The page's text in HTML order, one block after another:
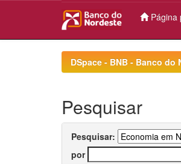
Página
DSpace - BNB - Banco do
Pesquisar
Pesquisar:
por